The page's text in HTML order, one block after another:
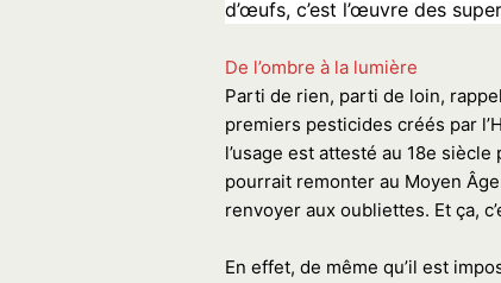
d’œufs, c’est l’œuvre des
De l’ombre à la lumière
Parti de rien, parti de loin,
premiers pesticides créés par
l’usage est attesté au 18e
pourrait remonter au Moyen
renvoyer aux oubliettes. Et ça,
En effet, de même qu’il est